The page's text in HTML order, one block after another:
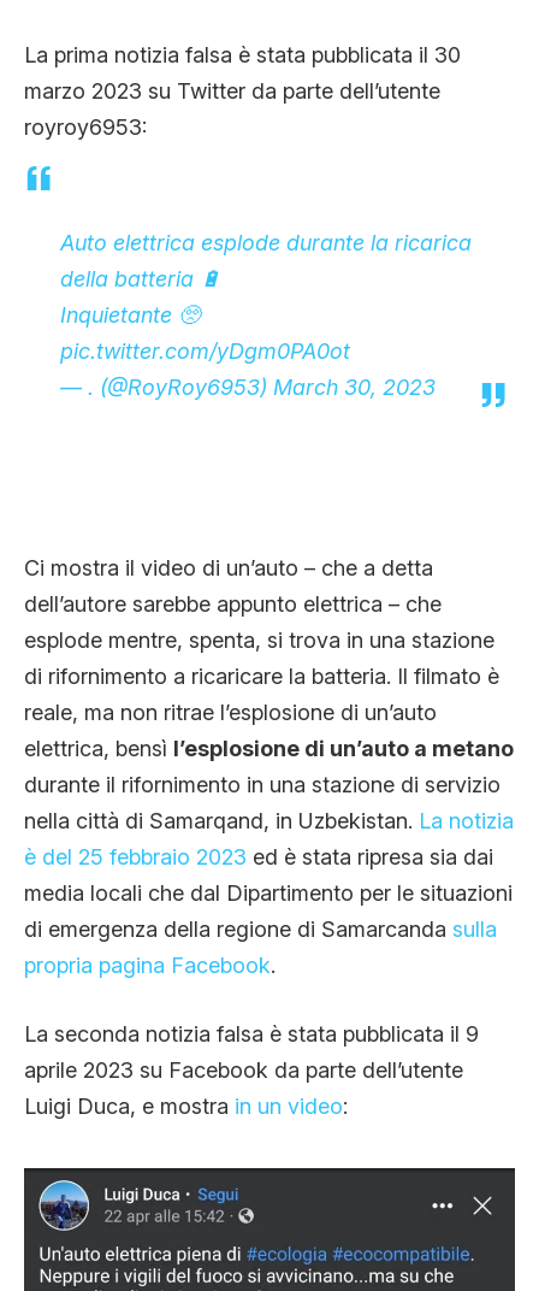
La prima notizia falsa è stata pubblicata il 30
marzo 2023 su Twitter da parte dell’utente
royroy6953:
Auto elettrica esplode durante la ricarica
della batteria 🔋
Inquietante 🥺
pic.twitter.com/yDgm0PA0ot
— . (@RoyRoy6953) March 30, 2023
Ci mostra il video di un’auto – che a detta
dell’autore sarebbe appunto elettrica – che
esplode mentre, spenta, si trova in una stazione
di rifornimento a ricaricare la batteria. Il filmato è
reale, ma non ritrae l’esplosione di un’auto
elettrica, bensì l’esplosione di un’auto a metano
durante il rifornimento in una stazione di servizio
nella città di Samarqand, in Uzbekistan. La notizia
è del 25 febbraio 2023 ed è stata ripresa sia dai
media locali che dal Dipartimento per le situazioni
di emergenza della regione di Samarcanda sulla
propria pagina Facebook.
La seconda notizia falsa è stata pubblicata il 9
aprile 2023 su Facebook da parte dell’utente
Luigi Duca, e mostra in un video: